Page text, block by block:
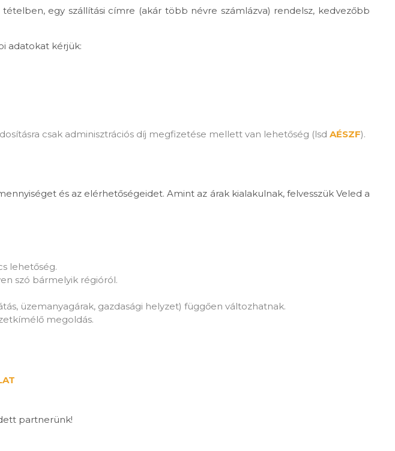
egy szállítási címre (akár több névre számlázva) rendelsz, kedvezőbb
adatokat kérjük:
csak adminisztrációs díj megfizetése mellett van lehetőség (lsd AÉSZF).
és az elérhetőségeidet. Amint az árak kialakulnak, felvesszük Veled a
lehetőség.
szó bármelyik régióról.
üzemanyagárak, gazdasági helyzet) függően változhatnak.
megoldás.
partnerünk!